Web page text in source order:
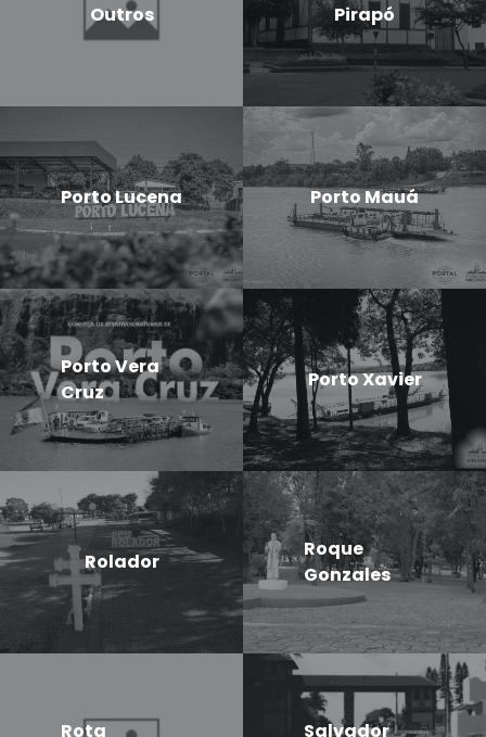
Outros Pirapó
Porto Lucena Porto Mauá
Porto Vera
Cruz
Porto Xavier
Rolador
Roque
Gonzales
Rota Salvador